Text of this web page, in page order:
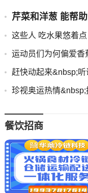
芹菜和洋葱 能帮
这些人 吃水果悠着点
运动员们为何偏爱香
赶快动起来&nbsp;听
珍视奥运热情&nbsp;
餐饮招商